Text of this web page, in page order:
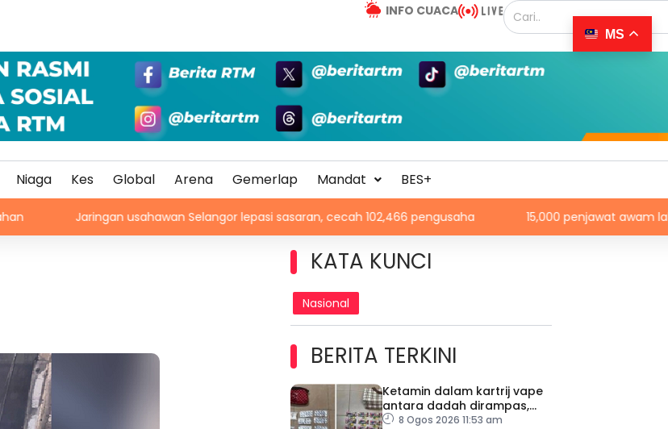
INFO CUACA
Niaga Kes Global Arena Gemerlap Mandat BES+
Jaringan usahawan Selangor lepasi sasaran, cecah 102,466 pengusaha 15,000 penjawat awam laksana HBH
KATA KUNCI
Nasional
BERITA TERKINI
Ketamin dalam kartrij vape
antara dadah dirampas,
seorang lelaki ditahan
8 Ogos 2026 11:53 am
MS